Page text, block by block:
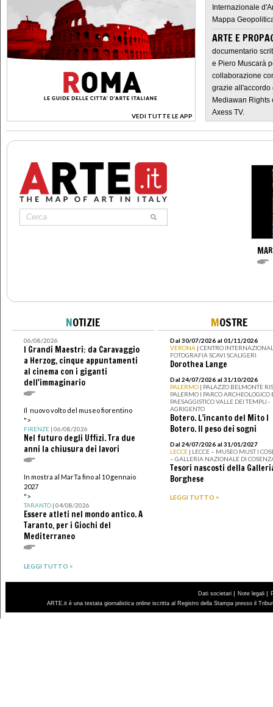
VEDI TUTTE LE APP
>
Internazionale
Mappa
ARTE E
documentario
e Piero Muscarà
collaborazione
grazie all'accordo
Mediawan Rights
Axess TV.
NOTIZIE
06/08/2026
I Grandi Maestri: da Caravaggio
a Herzog, cinque appuntamenti
al cinema con i giganti
dell'immaginario
Il nuovo volto del museo fiorentino
">
FIRENZE| 06/08/2026
Nel futuro degli Uffizi. Tra due
anni la chiusura dei lavori
In mostra al MarTa fino al 10 gennaio
2027
">
TARANTO| 04/08/2026
Essere atleti nel mondo antico. A
Taranto, per i Giochi del
Mediterraneo
LEGGI TUTTO >
MOSTRE
Dal 30/07/2026 al 01/11/2026
VERONA | CENTRO
FOTOGRAFIA SCAVI SCALIGERI
Dorothea Lange
Dal 24/07/2026 al 31/10/2026
PALERMO | PALAZZO BELMONTE
PALERMO I PARCO ARCHEOLOGICO
PAESAGGISTICO VALLE DEI TEMPLI -
AGRIGENTO
Botero. L’incanto del Mito I
Botero. Il peso dei sogni
Dal 24/07/2026 al 31/01/2027
LECCE | LECCE – MUSEO MUST I
– GALLERIA NAZIONALE DI
Tesori nascosti della
Borghese
LEGGI TUTTO >
Dati societari | Note legali |
ARTE.it è una testata giornalistica online iscritta al Registro della Stampa presso il